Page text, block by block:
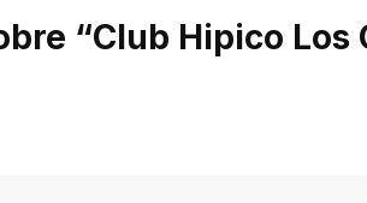
“Club Hipico Los